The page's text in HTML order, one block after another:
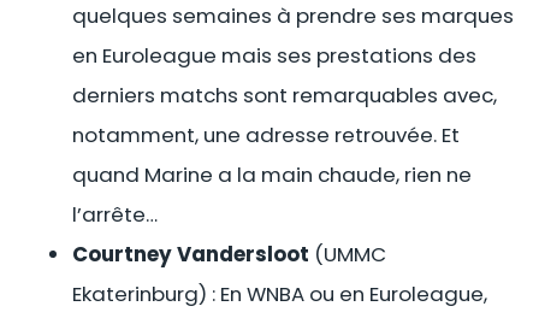
quelques semaines à prendre ses marques
en Euroleague mais ses prestations des
derniers matchs sont remarquables avec,
notamment, une adresse retrouvée. Et
quand Marine a la main chaude, rien ne
l’arrête…
Courtney Vandersloot (UMMC
Ekaterinburg) : En WNBA ou en Euroleague,